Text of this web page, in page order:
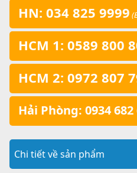
HN: 034 825 9999
HCM 1: 0589 800
HCM 2: 0972 807
Hải Phòng: 0934 682
Chi tiết về sản phẩm